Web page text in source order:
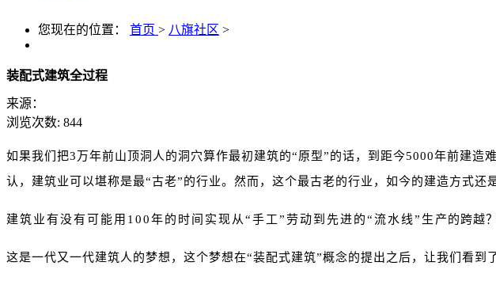
您现在的位置： 首页 > 八旗社区 >
装配式建筑全过程
来源：
浏览次数: 844
如果我们把3万年前山顶洞人的洞穴算作最初建筑的“原型”的话，到距今5000年前建
认，建筑业可以堪称是最“古老”的行业。然而，这个最古老的行业，如今的建造方式
建筑业有没有可能用100年的时间实现从“手工”劳动到先进的“流水线”生产的跨越？
这是一代又一代建筑人的梦想，这个梦想在“装配式建筑”概念的提出之后，让我们看到